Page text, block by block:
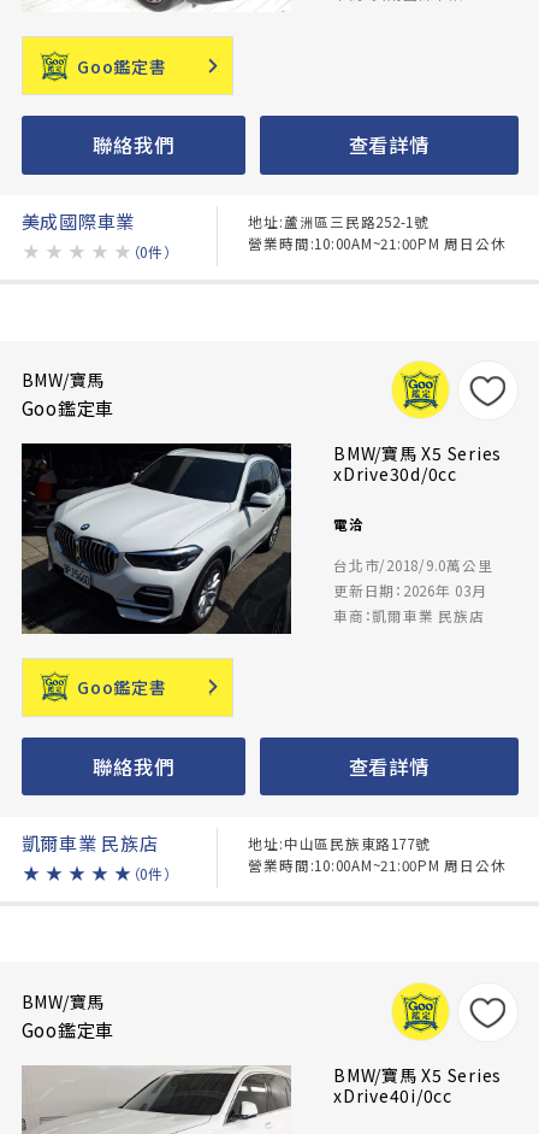
Goo鑑定書
聯絡我們 查看詳情
美成國際車業
★ ★ ★ ★ ★ （0件）
地址:蘆洲區三民路252-1號
營業時間:10:00AM~21:00PM 周日公休
BMW/寶馬
Goo鑑定車
BMW/寶馬 X5 Series
xDrive30d/0cc
電洽
台北市/2018/9.0萬公里
更新日期：2026年 03月
車商：凱爾車業 民族店
Goo鑑定書
聯絡我們 查看詳情
凱爾車業 民族店
★ ★ ★ ★ ★ （0件）
地址:中山區民族東路177號
營業時間:10:00AM~21:00PM 周日公休
BMW/寶馬
Goo鑑定車
BMW/寶馬 X5 Series
xDrive40i/0cc